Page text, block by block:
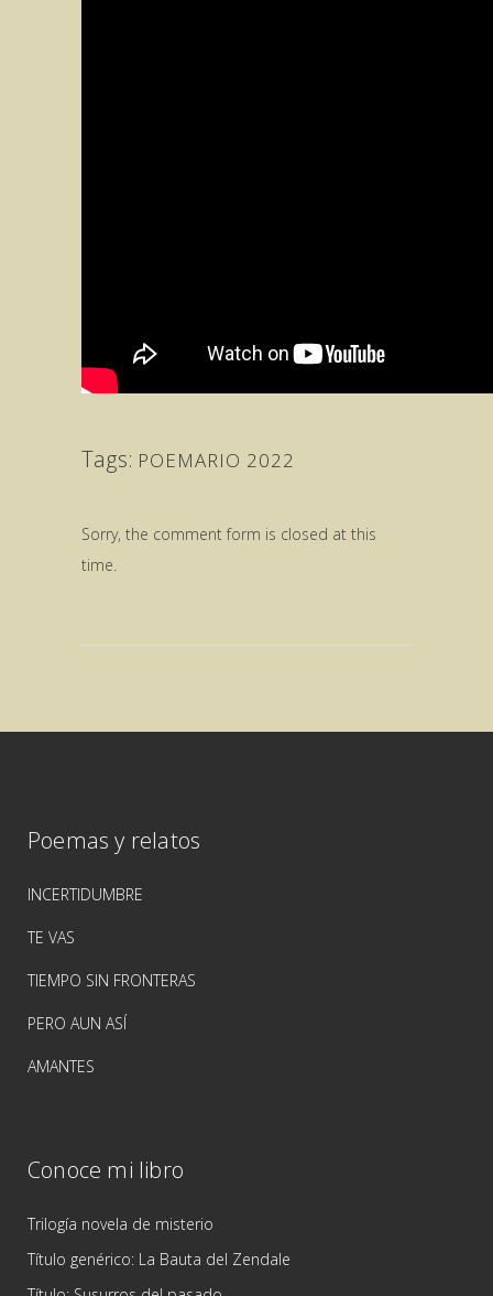
Tags: POEMARIO 2022
Sorry, the comment form is closed at this
time.
Poemas y relatos
INCERTIDUMBRE
TE VAS
TIEMPO SIN FRONTERAS
PERO AUN ASÍ
AMANTES
Conoce mi libro
Trilogía novela de misterio
Título genérico: La Bauta del Zendale